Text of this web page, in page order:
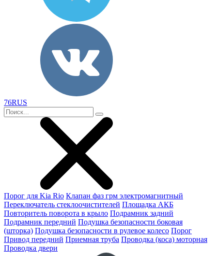
76RUS
Порог для Kia Rio Клапан фаз грм электромагнитный
Переключатель стеклоочистителей Площадка АКБ
Повторитель поворота в крыло Подрамник задний
Подрамник передний Подушка безопасности боковая
(шторка) Подушка безопасности в рулевое колесо Порог
Привод передний Приемная труба Проводка (коса) моторная
Проводка двери